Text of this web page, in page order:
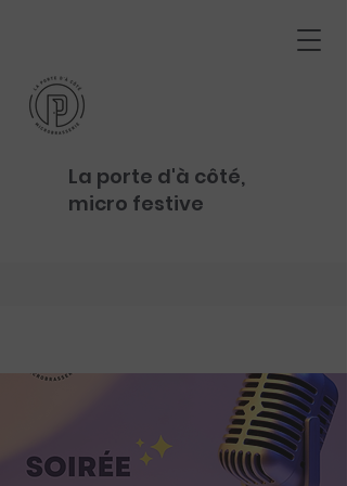
La porte d'à côté,
micro festive